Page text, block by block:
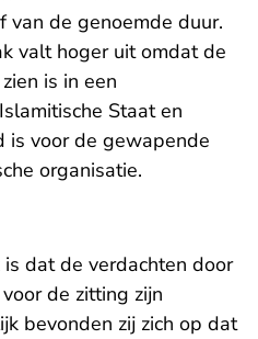
van de genoemde duur.
valt hoger uit omdat de
is in een
Staat en
is voor de gewapende
organisatie.
dat de verdachten door
de zitting zijn
bevonden zij zich op dat